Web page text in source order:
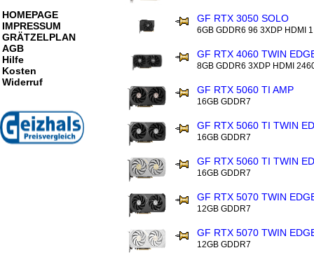
GF RTX 3050 SOLO
6GB GDDR6 96 3XDP HDMI
GF RTX 4060 TWIN
8GB GDDR6 3XDP HDMI
GF RTX 5060 TI AMP
16GB GDDR7
GF RTX 5060 TI TWIN
16GB GDDR7
GF RTX 5060 TI TWIN
16GB GDDR7
GF RTX 5070 TWIN
12GB GDDR7
GF RTX 5070 TWIN
12GB GDDR7
HOMEPAGE
IMPRESSUM
GRÄTZELPLAN
AGB
Hilfe
Kosten
Widerruf